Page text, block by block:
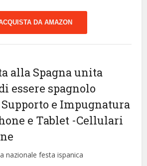
DA AMAZON
alla Spagna unita
essere spagnolo
Supporto e Impugnatura
e Tablet -Cellulari
nazionale festa ispanica